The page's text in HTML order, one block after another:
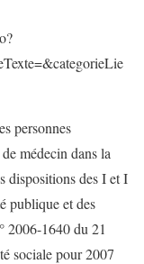
personnes
médecin dans la
dispositions des I et I
publique et des
2006-1640 du 21
sociale pour 2007